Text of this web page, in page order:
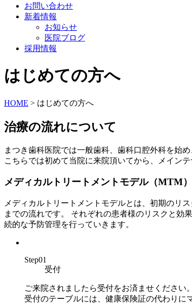
お問い合わせ
新着情報
お知らせ
医院ブログ
採用情報
はじめての方へ
HOME > はじめての方へ
治療の流れについて
まつき歯科医院では一般歯科、歯科口腔外科を始
こちらでは初めて当院に来院頂いてから、メイン
メディカルトリートメントモデル（MTM
メディカルトリートメントモデルとは、初期のリ
までの流れです。 それぞれの患者様のリスクと効
続的な予防管理を行っていきます。
Step01
受付
ご来院されましたら受付をお済ませください。
受付のテーブルには、健康保険証の代わりに